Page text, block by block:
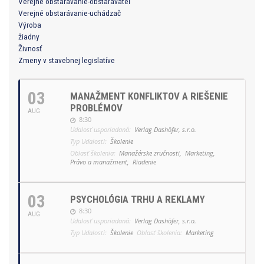
Verejné obstarávanie-uchádzač
Výroba
žiadny
Živnosť
Zmeny v stavebnej legislatíve
03
AUG
MANAŽMENT KONFLIKTOV A RIEŠENIE
PROBLÉMOV
8:30
Udalosť usporiadaná: Verlag Dashöfer, s.r.o.
Typ Udalosti: Školenie
Oblasť školenia: Manažérske zručnosti, Marketing,
Právo a manažment, Riadenie
03
AUG
PSYCHOLÓGIA TRHU A REKLAMY
8:30
Udalosť usporiadaná: Verlag Dashöfer, s.r.o.
Typ Udalosti: Školenie Oblasť školenia: Marketing